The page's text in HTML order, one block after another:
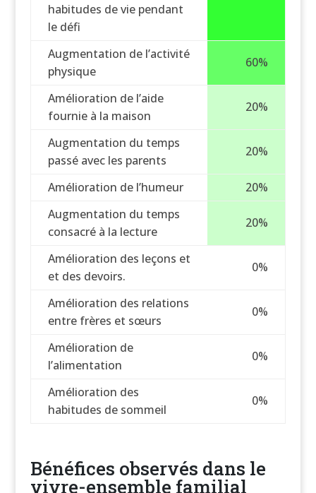
habitudes de vie pendant
le défi
Augmentation de l’activité
physique
60%
Amélioration de l’aide
fournie à la maison
20%
Augmentation du temps
passé avec les parents
20%
Amélioration de l’humeur
20%
Augmentation du temps
consacré à la lecture
20%
Amélioration des leçons et
et des devoirs.
0%
Amélioration des relations
entre frères et sœurs
0%
Amélioration de
l’alimentation
0%
Amélioration des
habitudes de sommeil
0%
Bénéfices observés dans le
vivre-ensemble familial